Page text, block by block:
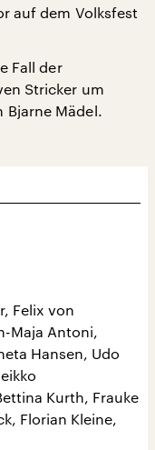
auf dem Volksfest
Fall der
Stricker um
Bjarne Mädel.
Felix von
Maja Antoni,
Hansen, Udo
Kurth, Frauke
Florian Kleine,